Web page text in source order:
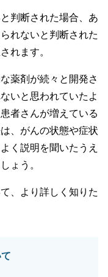
判断された場合、あ
れないと判断された
れます。
薬剤が続々と開発さ
いと思われていたよ
者さんが増えている
、がんの状態や症状
く説明を聞いたうえ
ょう。
、より詳しく知りた